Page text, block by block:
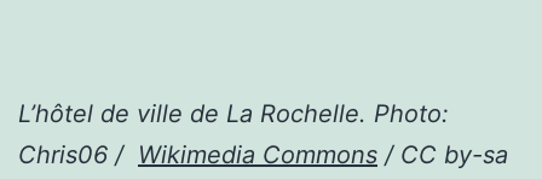
L’hôtel de ville de La Rochelle. Photo:
Chris06 / Wikimedia Commons / CC by-sa